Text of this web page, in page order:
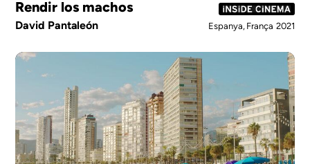
Rendir los machos
David Pantaleón Espanya, França 2021